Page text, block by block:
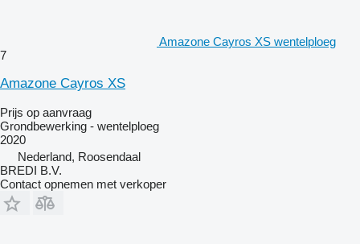
Amazone Cayros XS wentelploeg
7
Amazone Cayros XS
Prijs op aanvraag
Grondbewerking - wentelploeg
2020
Nederland, Roosendaal
BREDI B.V.
Contact opnemen met verkoper